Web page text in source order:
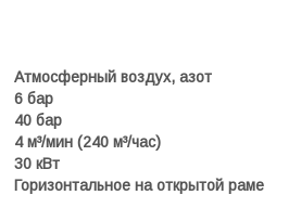
Атмосферный воздух, азот
6 бар
40 бар
4 м³/мин (240 м³/час)
30 кВт
Горизонтальное на открытой раме